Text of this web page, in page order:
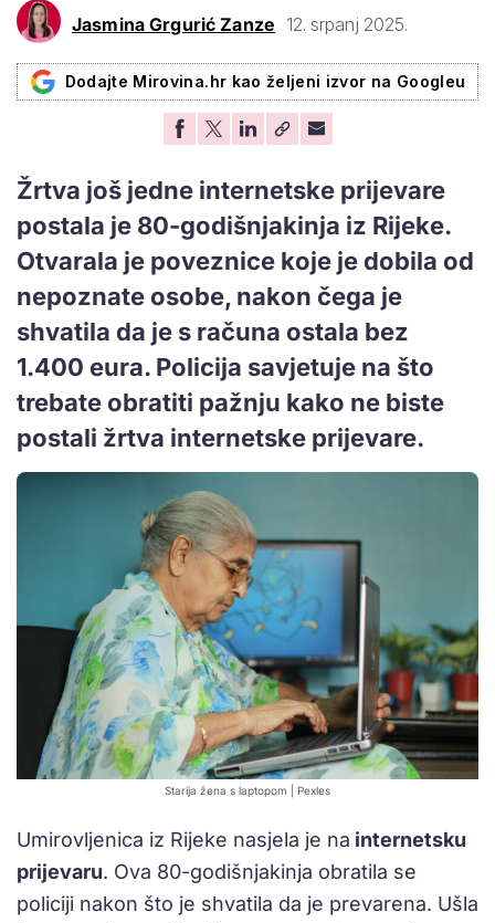
Jasmina Grgurić Zanze 12. srpanj 2025.
Dodajte Mirovina.hr kao željeni izvor na Googleu
Žrtva još jedne internetske prijevare
postala je 80-godišnjakinja iz Rijeke.
Otvarala je poveznice koje je dobila od
nepoznate osobe, nakon čega je
shvatila da je s računa ostala bez
1.400 eura. Policija savjetuje na što
trebate obratiti pažnju kako ne biste
postali žrtva internetske prijevare.
Starija žena s laptopom | Pexles
Umirovljenica iz Rijeke nasjela je na internetsku
prijevaru. Ova 80-godišnjakinja obratila se
policiji nakon što je shvatila da je prevarena. Ušla